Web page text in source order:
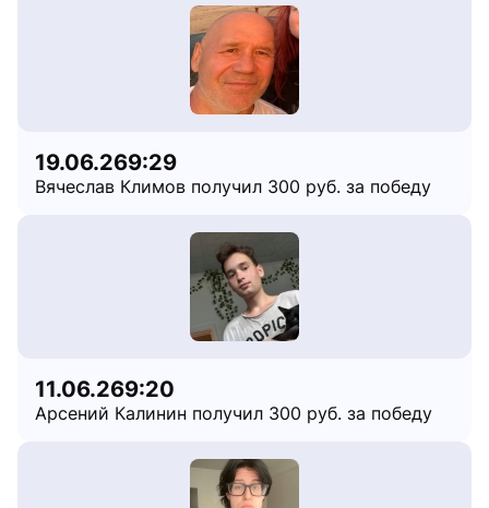
19.06.269:29
Вячеслав Климов получил 300 руб. за победу
11.06.269:20
Арсений Калинин получил 300 руб. за победу